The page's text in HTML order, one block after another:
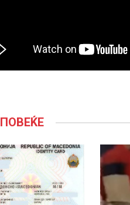
ПОВЕЌЕ